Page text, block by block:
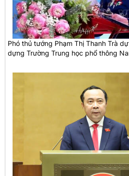
Phó thủ tướng Phạm Thị Thanh Trà
dựng Trường Trung học phổ thông